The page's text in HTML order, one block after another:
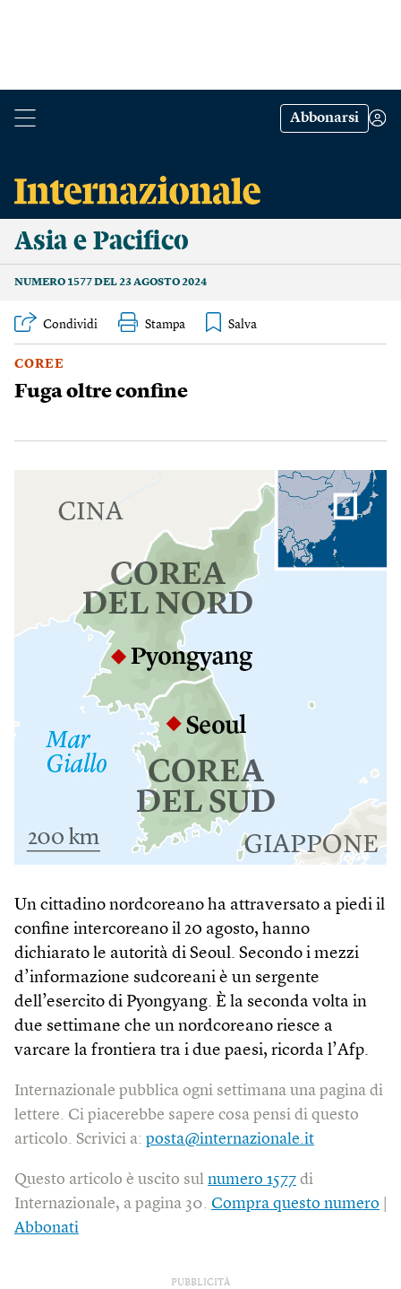
Abbonarsi
Asia e Pacifico
NUMERO 1577 DEL 23 AGOSTO 2024
Condividi Stampa
COREE
Fuga oltre confine
Un cittadino nordcoreano ha attraversato a piedi il
confine intercoreano il 20 agosto, hanno
dichiarato le autorità di Seoul. Secondo i mezzi
d’informazione sudcoreani è un sergente
dell’esercito di Pyongyang. È la seconda volta in
due settimane che un nordcoreano riesce a
varcare la frontiera tra i due paesi, ricorda l’Afp.
Internazionale pubblica ogni settimana una pagina di
lettere. Ci piacerebbe sapere cosa pensi di questo
articolo. Scrivici a: posta@internazionale.it
Questo articolo è uscito sul numero 1577 di
Internazionale, a pagina 30. Compra questo numero
Abbonati
PUBBLICITÀ